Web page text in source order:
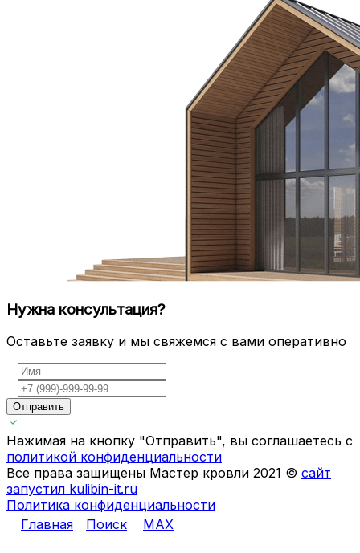
Нужна консультация?
Оставьте заявку и мы свяжемся с вами оперативно
Отправить
Нажимая на кнопку "Отправить", вы соглашаетесь с
политикой конфиденциальности
Все права защищены Мастер кровли 2021 © сайт
запустил kulibin-it.ru
Политика конфиденциальности
Главная
Поиск MAX